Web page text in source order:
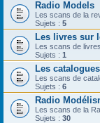
Radio Models
Les scans de la
Sujets : 5
Les livres sur
Les scans de
Sujets : 1
Les catalogues
Les scans de
Sujets : 6
Radio
Les scans de la
Sujets : 30